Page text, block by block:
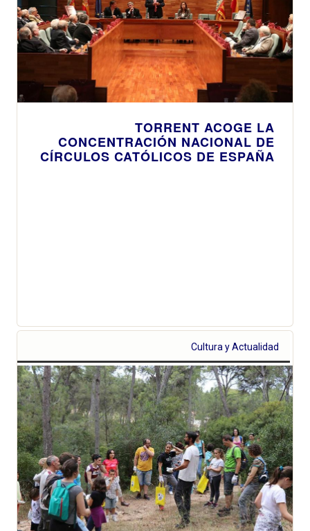
TORRENT ACOGE LA
CONCENTRACIÓN NACIONAL DE
CÍRCULOS CATÓLICOS DE ESPAÑA
Cultura y Actualidad